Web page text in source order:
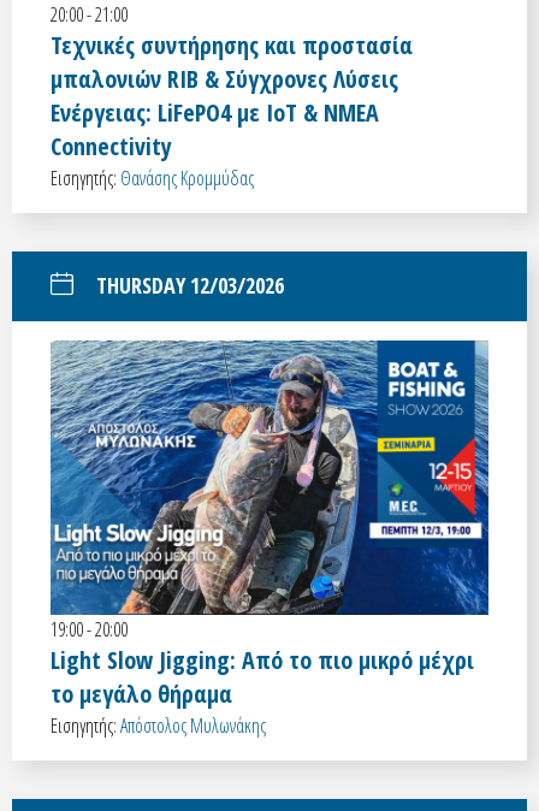
20:00 - 21:00
Τεχνικές συντήρησης και προστασία
μπαλονιών RIB & Σύγχρονες Λύσεις
Ενέργειας: LiFePO4 με IoT & NMEA
Connectivity
Εισηγητής: Θανάσης Κρομμύδας
THURSDAY 12/03/2026
19:00 - 20:00
Light Slow Jigging: Από το πιο μικρό μέχρι
το μεγάλο θήραμα
Εισηγητής:Απόστολος Μυλωνάκης